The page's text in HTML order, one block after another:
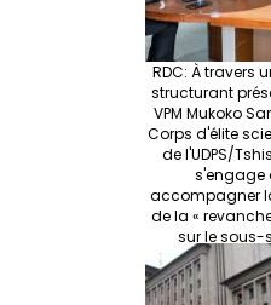
RDC: À travers
structurant
VPM Mukoko
Corps d'élite
de l'UDPS/
s'engage
accompagner
de la «
sur le sous-